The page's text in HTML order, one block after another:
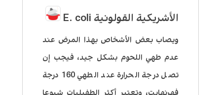
الأشريكية القولونية E. coli
ويصاب بعض الأشخاص بهذا المرض عند
عدم طهي اللحوم بشكل جيد، فيجب إن
تصل درجة الحرارة عند الطهي 160 درجة